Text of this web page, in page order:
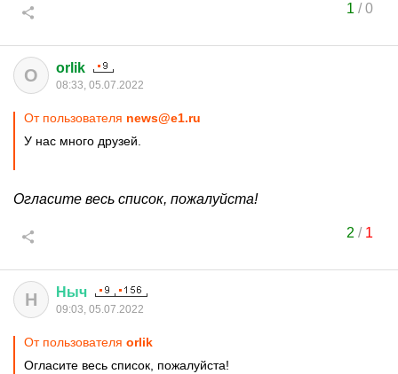
1 /0
O orlik
08:33, 05.07.2022
От пользователя news@e1.ru
У нас много друзей.
Огласите весь список, пожалуйста!
2 / 1
Н Ныч
09:03, 05.07.2022
От пользователя orlik
Огласите весь список, пожалуйста!